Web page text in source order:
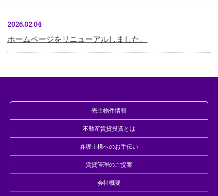
2026.02.04
ホームページをリニューアルしました。
売主物件情報
不動産賃貸投資とは
弁護士様へのお手伝い
賃貸管理のご提案
会社概要